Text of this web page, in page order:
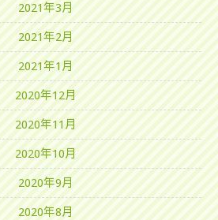
2021年3月
2021年2月
2021年1月
2020年12月
2020年11月
2020年10月
2020年9月
2020年8月